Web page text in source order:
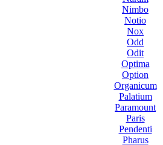
Nimbo
Notio
Nox
Odd
Odit
Optima
Option
Organicum
Palatium
Paramount
Paris
Pendenti
Pharus